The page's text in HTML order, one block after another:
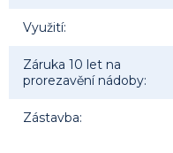
Využití:
Záruka 10 let na
prorezavění nádoby:
Zástavba: